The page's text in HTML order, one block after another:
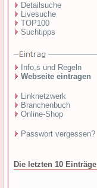
Detailsuche
Livesuche
TOP100
Suchtipps
Info,s und Regeln
Webseite eintragen
Linknetzwerk
Branchenbuch
Online-Shop
Passwort vergessen?
Die letzten 10 Einträge